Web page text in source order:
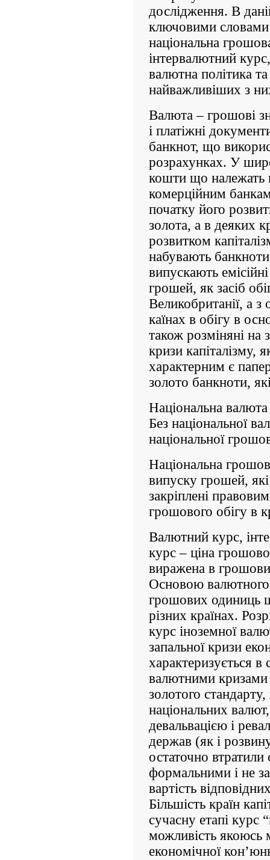
дослідження. В
ключовими словами
національна
інтервалютний
валютна політика
найважливіших з
Валюта – грошові
і платіжні
банкнот, що
розрахунках. У
кошти що належать
комерційним
початку його
золота, а в деяких
розвитком
набувають
випускають
грошей, як засіб
Великобританії, а з
каїнах в обігу в
також розміняні на
кризи капіталізму,
характерним є
золото банкноти,
Національна
Без національної
національної
Національна
випуску грошей,
закріплені
грошового обігу в
Валютний курс,
курс – ціна
виражена в
Основою валютного
грошових одиниць
різних країнах.
курс іноземної
запальної кризи
характеризується
валютними кризами
золотого стандарту,
національних
девальвацією і
держав (як і
остаточно втратили
формальними і не
вартість
Більшість країн
сучасну етапі курс
можливість якоюсь
економічної